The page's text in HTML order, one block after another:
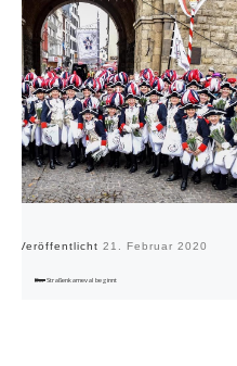
Veröffentlicht 21. Februar 2020
Der Straßenkarneval beginnt